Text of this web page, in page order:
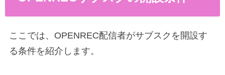
ここでは、OPENREC配信者がサブスクを開設す
る条件を紹介します。